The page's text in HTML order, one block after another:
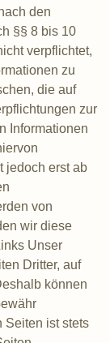
den
§§ 8 bis 10
verpflichtet,
zu
die auf
zur
Informationen
jedoch erst ab
von
wir diese
Unser
Dritter, auf
können
Seiten ist stets